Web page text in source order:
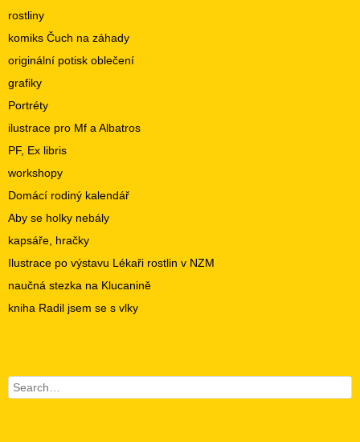
rostliny
komiks Čuch na záhady
originální potisk oblečení
grafiky
Portréty
ilustrace pro Mf a Albatros
PF, Ex libris
workshopy
Domácí rodiný kalendář
Aby se holky nebály
kapsáře, hračky
Ilustrace po výstavu Lékaři rostlin v NZM
naučná stezka na Klucanině
kniha Radil jsem se s vlky
Search